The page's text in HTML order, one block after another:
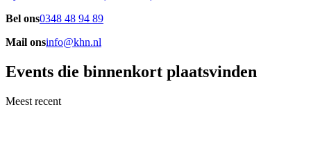
Bel ons0348 48 94 89
Mail onsinfo@khn.nl
Events die binnenkort plaatsvinden
Meest recent